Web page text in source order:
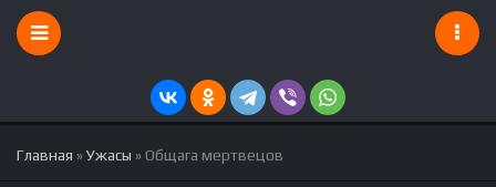
Главная »Ужасы » Общага мертвецов